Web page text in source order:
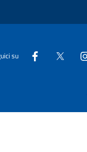
su